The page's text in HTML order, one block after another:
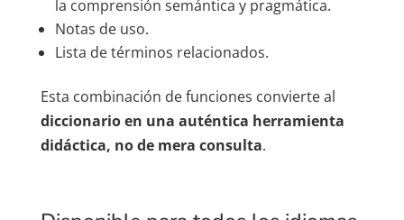
la comprensión semántica y pragmática.
Notas de uso.
Lista de términos relacionados.
Esta combinación de funciones convierte al
diccionario en una auténtica herramienta
didáctica, no de mera consulta.